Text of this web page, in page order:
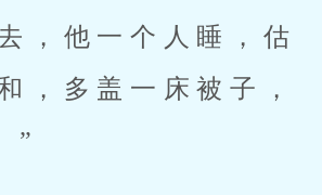
，他一个人睡，估
，多盖一床被子，
”